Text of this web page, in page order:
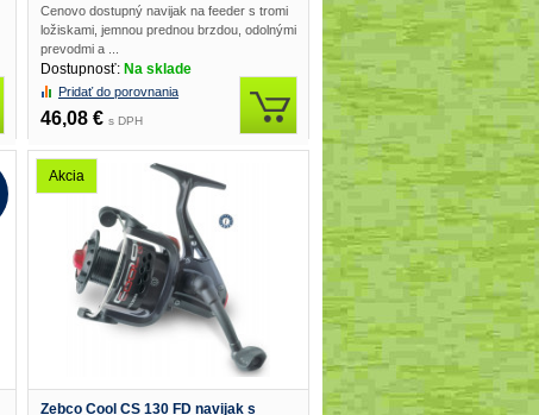
Cenovo dostupný navijak na feeder s tromi
ložiskami, jemnou prednou brzdou, odolnými
prevodmi a ...
Dostupnosť: Na sklade
Pridať do porovnania
46,08 € s DPH
Akcia
Zebco Cool CS 130 FD navijak s